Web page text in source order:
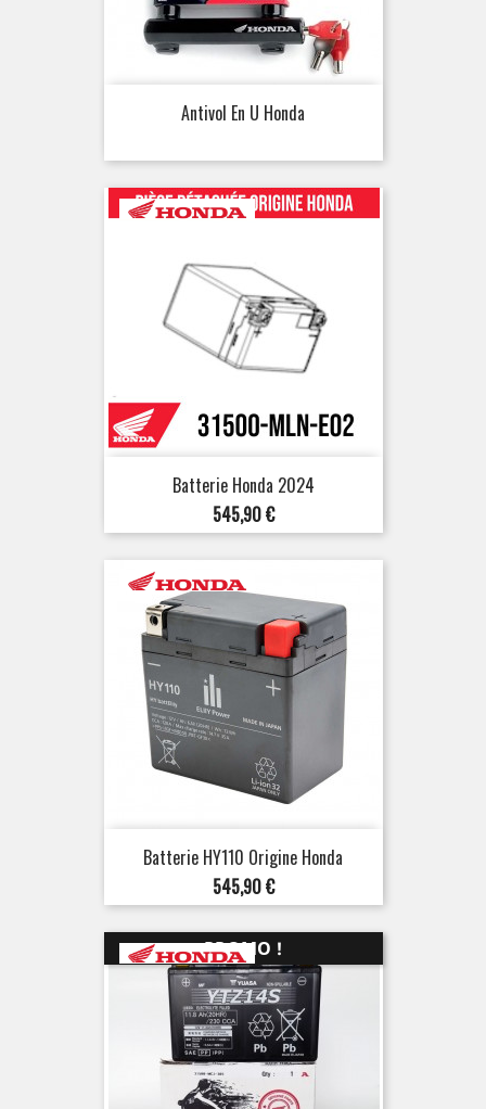
Antivol En U Honda
Batterie Honda 2024
Prix
545,90 €
Batterie HY110 Origine Honda
Prix
545,90 €
PROMO !